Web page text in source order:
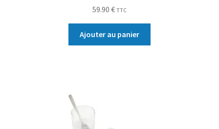
59.90 € TTC
Ajouter au panier